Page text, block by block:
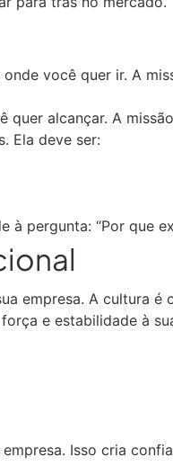
você quer ir. A
alcançar. A
Ela deve ser:
à pergunta: “Por que
empresa. A cultura é
e estabilidade à
Isso cria